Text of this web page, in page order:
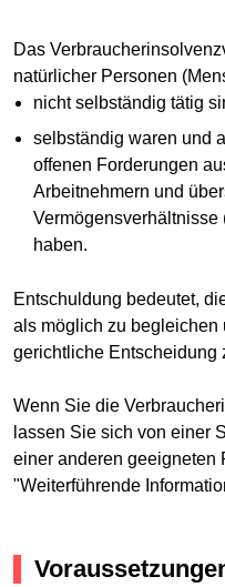
Das
natürlicher Personen
nicht selbständig tätig
selbständig waren und
offenen Forderungen
Arbeitnehmern und
haben.
Entschuldung bedeutet,
als möglich zu begleichen
gerichtliche Entscheidung
Wenn Sie die
lassen Sie sich von einer
einer anderen geeigneten
"Weiterführende